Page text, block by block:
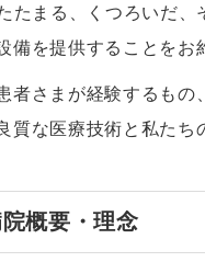
たまる、くつろいだ
備を提供することをお
者さまが経験するも
質な医療技術と私たち
概要・理念